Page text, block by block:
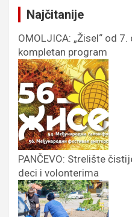
Najčitanije
OMOLJICA: „Žisel“ od
kompletan program
PANČEVO: Strelište
deci i volonterima